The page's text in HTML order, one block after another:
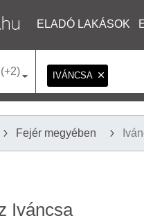
ELADÓ LAKÁSOK
IVÁNCSA
Fejér megyében
Iváncsa